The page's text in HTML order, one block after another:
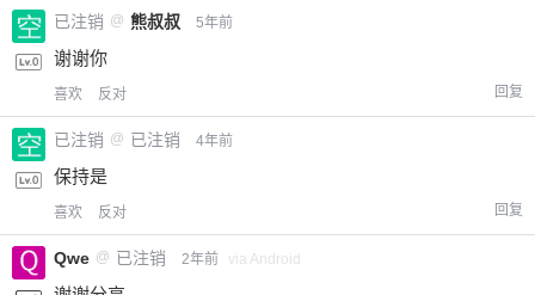
已注销 @ 熊叔叔 5年前
谢谢你
喜欢 反对 回复
已注销 @ 已注销 4年前
保持是
喜欢 反对 回复
Qwe @ 已注销 2年前 via Android